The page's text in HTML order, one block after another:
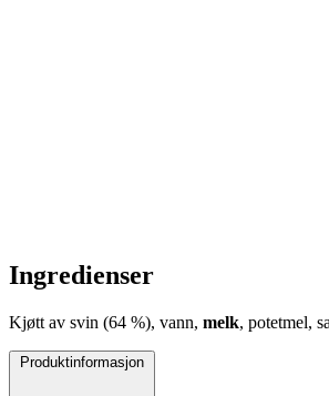
Ingredienser
Kjøtt av svin (64 %), vann, melk, potetmel,
Produktinformasjon